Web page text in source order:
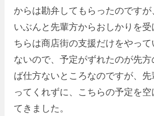
からは勘弁してもらったのです
いぶんと先輩方からおしかりを受
ちらは商店街の支援だけをやっ
ないので、予定がずれたのが先
ば仕方ないところなのですが、先
ってくれずに、こちらの予定を
てきました。